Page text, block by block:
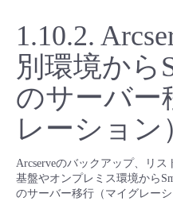
ネットワーク
IoT
モニタリング/監査
サポート
クラウド/サーバー
ネットワーク
IoT
モニタリング/監査
料金シミュレーター
データ利活用
クラウド/サーバー
ネットワーク
ご利用開始ガイド
■ 管理機能
- 管理機能
■ セットアップガイド
ユースケース
- バックアップ
- セキュリティ・監査
故障/メンテナンス情報
サービス稼働状況
1.10.2.
別環境から
のサーバー
レーション
Arcserveのバックアップ、リ
基盤やオンプレミス環境から
のサーバー移行（マイグレー